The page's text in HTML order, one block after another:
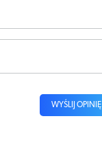
WYŚLIJ OPINIĘ